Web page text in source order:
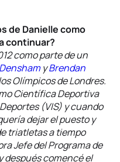
de Danielle como
continuar?
como parte de un
yBrendan
Olímpicos de Londres.
Científica Deportiva
(VIS) y cuando
dejar el puesto y
triatletas a tiempo
Jefe del Programa de
después comencé el